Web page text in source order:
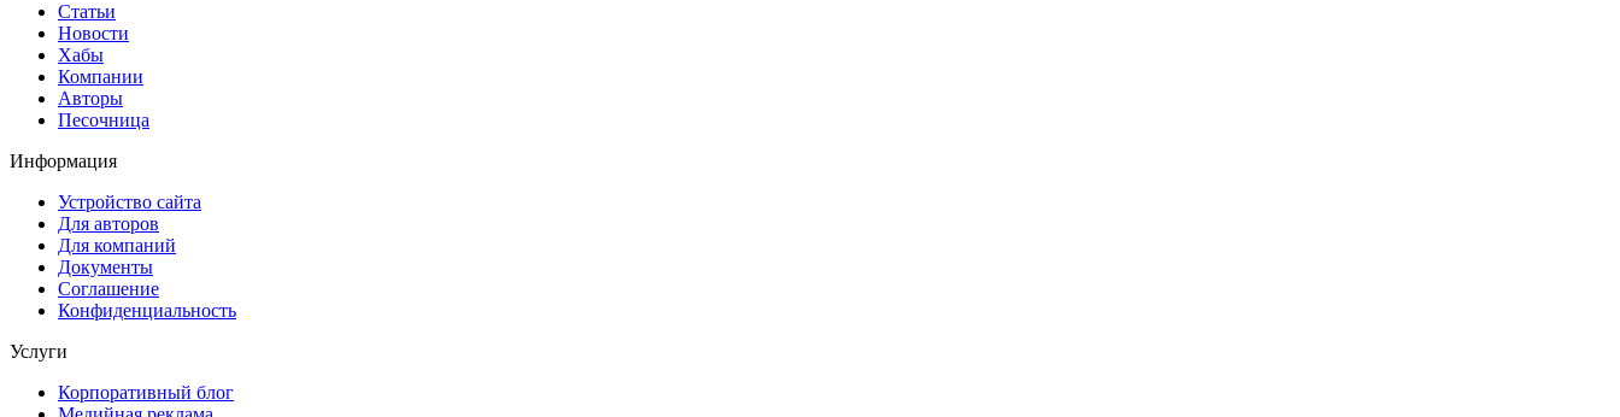
Статьи
Новости
Хабы
Компании
Авторы
Песочница
Информация
Устройство сайта
Для авторов
Для компаний
Документы
Соглашение
Конфиденциальность
Услуги
Корпоративный блог